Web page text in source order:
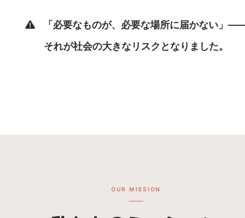
「必要なものが、必要な場所に届かない」
それが社会の大きなリスクとなりました。
OUR MISSION